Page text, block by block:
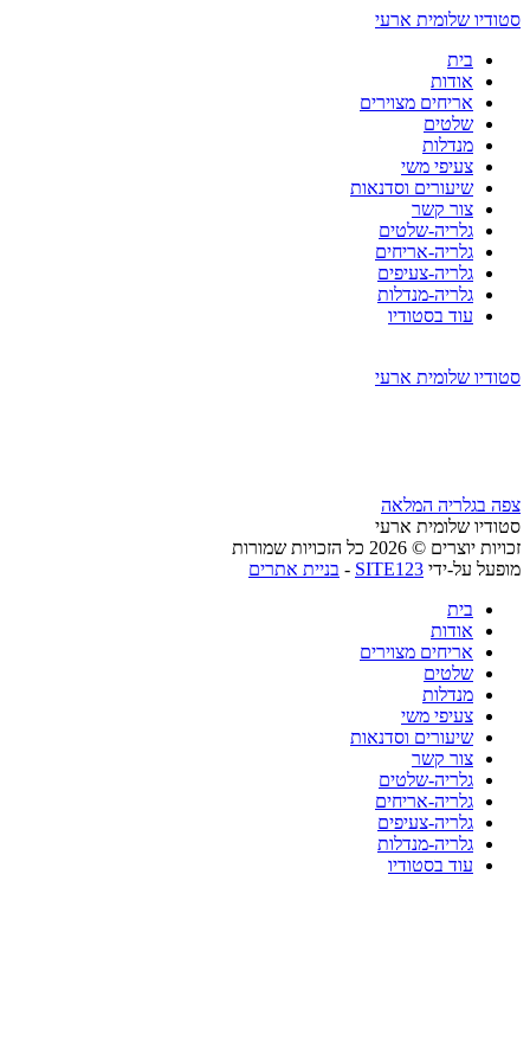
סטודיו שלומית ארעי
בית
אודות
אריחים מצוירים
שלטים
מנדלות
צעיפי משי
שיעורים וסדנאות
צור קשר
גלריה-שלטים
גלריה-אריחים
גלריה-צעיפים
גלריה-מנדלות
עוד בסטודיו
סטודיו שלומית ארעי
צפה בגלריה המלאה
סטודיו שלומית ארעי
זכויות יוצרים © 2026 כל הזכויות שמורות
מופעל על-ידי SITE123
- בניית אתרים
בית
אודות
אריחים מצוירים
שלטים
מנדלות
צעיפי משי
שיעורים וסדנאות
צור קשר
גלריה-שלטים
גלריה-אריחים
גלריה-צעיפים
גלריה-מנדלות
עוד בסטודיו